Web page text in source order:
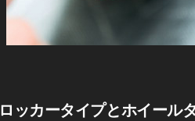
ロッカータイプとホイール